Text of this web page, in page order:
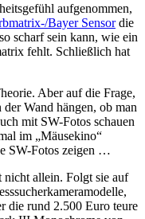
aufgenommen,
Bayer Sensordie
scharf sein kann, wie ein
fehlt. Schließlich hat
Aber auf die Frage,
Wand hängen, ob man
mit SW-Fotos schauen
im „Mäusekino“
SW-Fotos zeigen …
nicht allein. Folgt sie auf
die rund 2.500 Euro teure